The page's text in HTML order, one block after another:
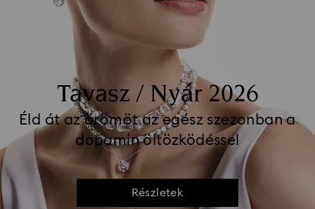
Tavasz / Nyár 2026
Éld át az örömöt az egész szezonban a
dopamin öltözködéssel
Részletek